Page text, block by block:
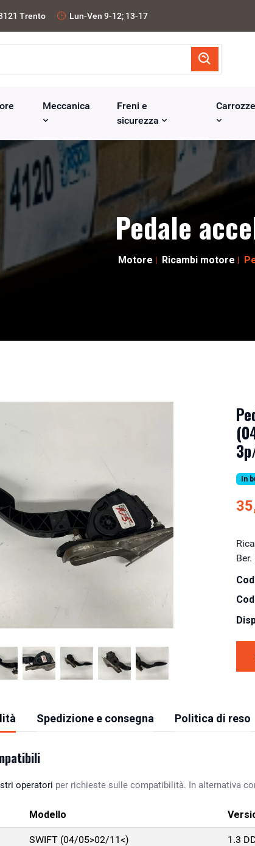
Trento Lun-Ven 9-12; 13-17
Meccanica
Freni e
sicurezza
Pedale
Motore Ricambi motore
In
Spedizione e consegna Politica di reso
operatori per richieste sulle compatibilità. In alternativa
Modello
SWIFT (04/05>02/11<) 1.3